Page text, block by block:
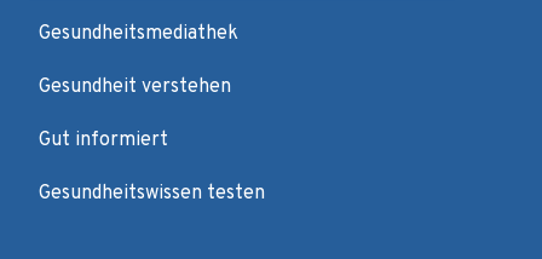
Gesundheitsmediathek
Gesundheit verstehen
Gut informiert
Gesundheitswissen testen